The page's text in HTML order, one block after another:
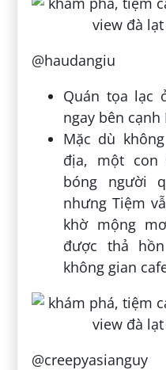
@haudangiu
Quán tọa lạc
ngay bên
Mặc dù
địa, một con
bóng người
nhưng Tiệm
khờ mộng
được thả
không gian
@creepyasianguy